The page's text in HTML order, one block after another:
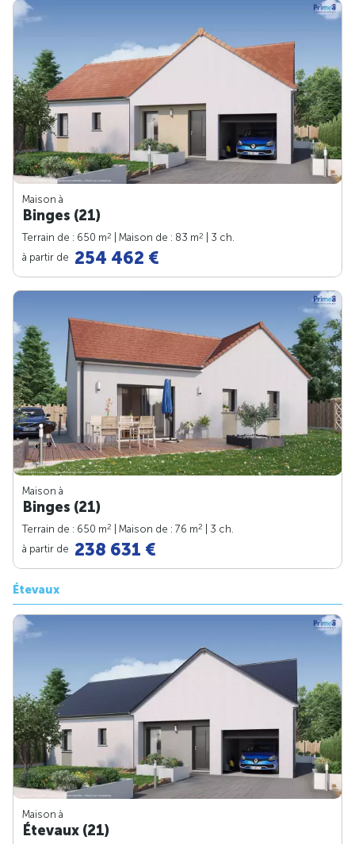
Maison à
Binges (21)
Terrain de : 650 m2 | Maison de : 83 m2
| 3 ch.
à partir de 254 462 €
Maison à
Binges (21)
Terrain de : 650 m2 | Maison de : 76 m2
| 3 ch.
à partir de 238 631 €
Étevaux
Maison à
Étevaux (21)